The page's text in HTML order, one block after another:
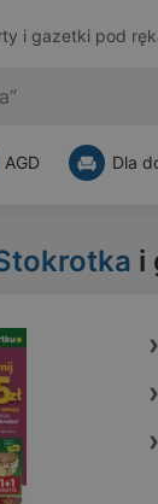
i gazetki pod
AGD Dla
i